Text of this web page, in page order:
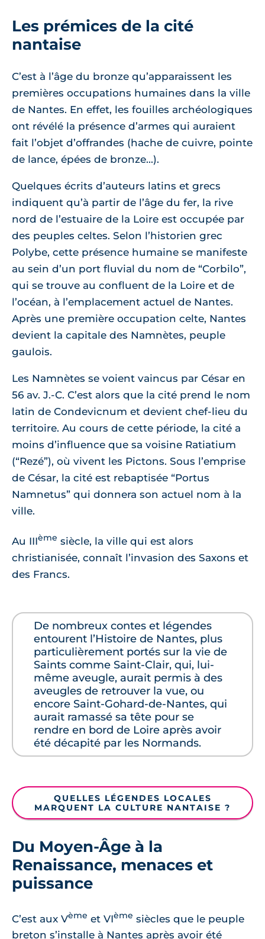
Les prémices de la cité
nantaise
C’est à l’âge du bronze qu’apparaissent les
premières occupations humaines dans la ville
de Nantes. En effet, les fouilles archéologiques
ont révélé la présence d’armes qui auraient
fait l’objet d’offrandes (hache de cuivre, pointe
de lance, épées de bronze...).
Quelques écrits d’auteurs latins et grecs
indiquent qu’à partir de l’âge du fer, la rive
nord de l’estuaire de la Loire est occupée par
des peuples celtes. Selon l’historien grec
Polybe, cette présence humaine se manifeste
au sein d’un port fluvial du nom de “Corbilo”,
qui se trouve au confluent de la Loire et de
l’océan, à l’emplacement actuel de Nantes.
Après une première occupation celte, Nantes
devient la capitale des Namnètes, peuple
gaulois.
Les Namnètes se voient vaincus par César en
56 av. J.-C. C’est alors que la cité prend le nom
latin de Condevicnum et devient chef-lieu du
territoire. Au cours de cette période, la cité a
moins d’influence que sa voisine Ratiatium
(“Rezé”), où vivent les Pictons. Sous l’emprise
de César, la cité est rebaptisée “Portus
Namnetus” qui donnera son actuel nom à la
ville.
Au IIIème siècle, la ville qui est alors
christianisée, connaît l’invasion des Saxons et
des Francs.
De nombreux contes et légendes
entourent l’Histoire de Nantes, plus
particulièrement portés sur la vie de
Saints comme Saint-Clair, qui, lui-
même aveugle, aurait permis à des
aveugles de retrouver la vue, ou
encore Saint-Gohard-de-Nantes, qui
aurait ramassé sa tête pour se
rendre en bord de Loire après avoir
été décapité par les Normands.
QUELLES LÉGENDES LOCALES
MARQUENT LA CULTURE NANTAISE ?
Du Moyen-Âge à la
Renaissance, menaces et
puissance
C’est aux Vème et VIème siècles que le peuple
breton s’installe à Nantes après avoir été